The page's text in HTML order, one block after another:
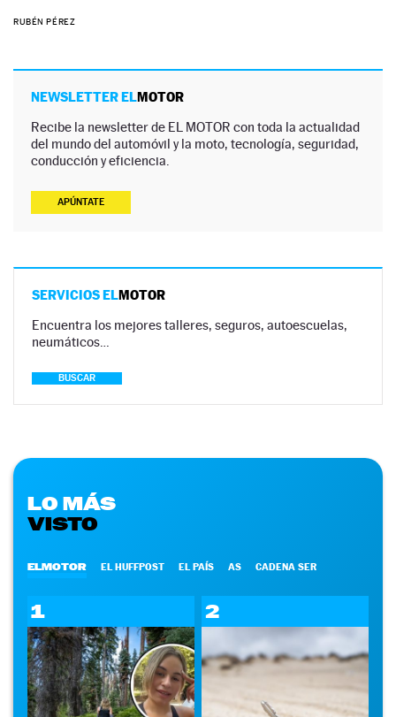
RUBÉN PÉREZ
NEWSLETTER ELMOTOR
Recibe la newsletter de EL MOTOR con toda la actualidad
del mundo del automóvil y la moto, tecnología, seguridad,
conducción y eficiencia.
APÚNTATE
SERVICIOS ELMOTOR
Encuentra los mejores talleres, seguros, autoescuelas,
neumáticos…
BUSCAR
LO MÁS
VISTO
ELMOTOR EL HUFFPOST EL PAÍS AS CADENA SER
1 2